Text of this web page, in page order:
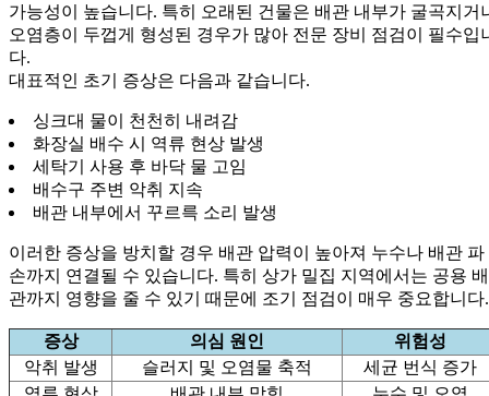
가능성이 높습니다. 특히 오래된 건물은 배관 내부가 굴곡지거
오염층이 두껍게 형성된 경우가 많아 전문 장비 점검이 필수입
다.
대표적인 초기 증상은 다음과 같습니다.
싱크대 물이 천천히 내려감
화장실 배수 시 역류 현상 발생
세탁기 사용 후 바닥 물 고임
배수구 주변 악취 지속
배관 내부에서 꾸르륵 소리 발생
이러한 증상을 방치할 경우 배관 압력이 높아져 누수나 배관 파
손까지 연결될 수 있습니다. 특히 상가 밀집 지역에서는 공용 배
관까지 영향을 줄 수 있기 때문에 조기 점검이 매우 중요합니다.
증상 의심 원인
위험성
악취 발생
슬러지 및 오염물 축적
세균 번식 증가